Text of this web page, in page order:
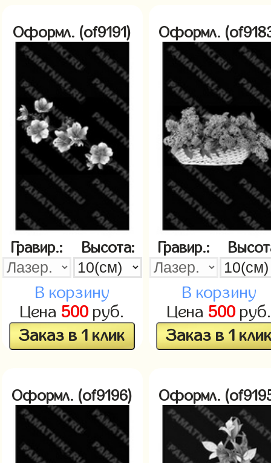
Оформл. (of9191)
Гравир.: Высота:
В корзину
Цена 500руб.
Заказ в 1 клик
Оформл.
Гравир.:
В корзину
Цена 500руб.
Заказ в 1
Оформл. (of9196) Оформл.